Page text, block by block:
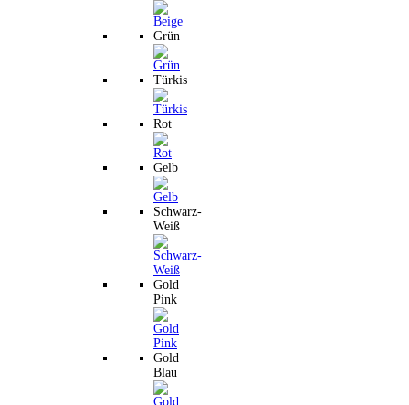
Grün
Türkis
Rot
Gelb
Schwarz-
Weiß
Gold
Pink
Gold
Blau